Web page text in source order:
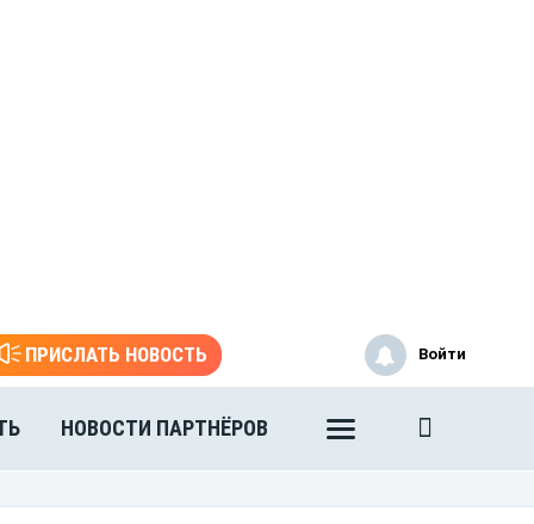
ПРИСЛАТЬ НОВОСТЬ
НОВОСТИ ПАРТНЁРОВ
Войти